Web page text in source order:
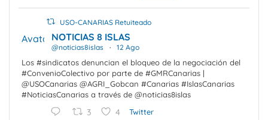
USO-CANARIAS Retuiteado
Avatar NOTICIAS 8 ISLAS
@noticias8islas · 12 Ago
Los #sindicatos denuncian el bloqueo de la negociación del
#ConvenioColectivo por parte de #GMRCanarias |
@USOCanarias @AGRI_Gobcan #Canarias #IslasCanarias
#NoticiasCanarias a través de @noticias8islas
3 4 Twitter